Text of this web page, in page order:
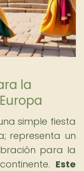
la
simple fiesta
representa un
para la
Este